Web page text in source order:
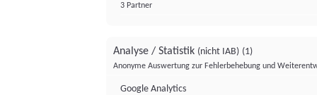
3 Partner
Analyse / Statistik (nicht IAB) (1)
Anonyme Auswertung zur Fehlerbehebung und
Google Analytics